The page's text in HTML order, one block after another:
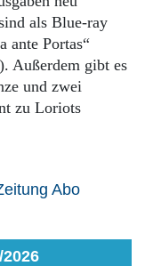
als Blue-ray
ante Portas“
Außerdem gibt es
und zwei
zu Loriots